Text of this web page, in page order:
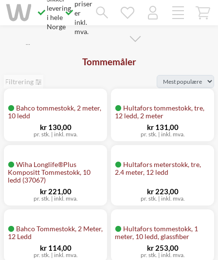
levering
i hele
Norge
priser
er
inkl.
mva.
…
Tommemåler
Filtrering
Bahco tommestokk, 2 meter,
10 ledd
pr. stk. | inkl. mva.
kr 130,00
Hultafors tommestokk, tre,
12 ledd, 2 meter
pr. stk. | inkl. mva.
kr 131,00
Wiha Longlife®Plus
Kompositt Tommestokk, 10
ledd (37067)
pr. stk. | inkl. mva.
kr 221,00
Hultafors meterstokk, tre,
2.4 meter, 12 ledd
pr. stk. | inkl. mva.
kr 223,00
Bahco Tommestokk, 2 Meter,
12 Ledd
pr. stk. | inkl. mva.
kr 114,00
Hultafors tommestokk, 1
meter, 10 ledd, glassfiber
pr. stk. | inkl. mva.
kr 253,00
Savner du chatten?
Rett samtykke!